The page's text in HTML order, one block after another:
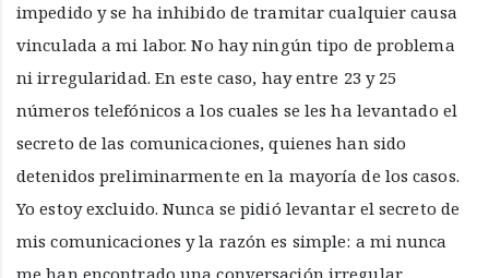
impedido y se ha inhibido de tramitar cualquier causa
vinculada a mi labor. No hay ningún tipo de problema
ni irregularidad. En este caso, hay entre 23 y 25
números telefónicos a los cuales se les ha levantado el
secreto de las comunicaciones, quienes han sido
detenidos preliminarmente en la mayoría de los casos.
Yo estoy excluido. Nunca se pidió levantar el secreto de
mis comunicaciones y la razón es simple: a mi nunca